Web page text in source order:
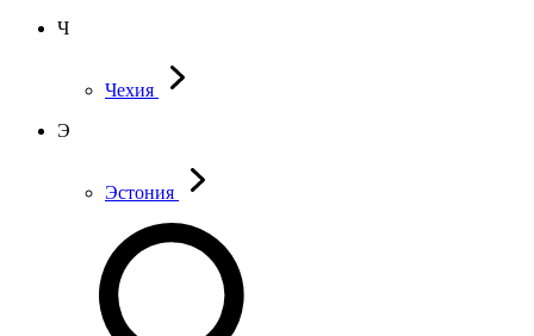
Ч
Чехия
Э
Эстония